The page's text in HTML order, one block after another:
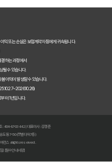
익 또는 손실은 보험계약자 등에게 귀속됩니다.
결하는 과정에서
될 수 있습니다.
이익이 발생할 수 있습니다.
터 1년입니다.
: 404-87-03442 | 대표이사 : 강경준
도동 7-50 (갯벌타워 7층)
런스 all rights reserved.
] [필수안내사항]